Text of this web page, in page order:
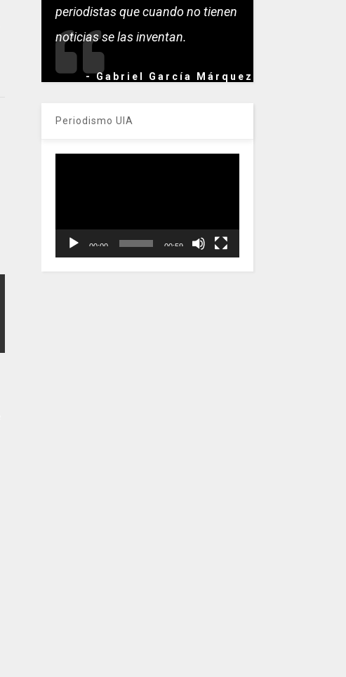
periodistas que cuando no tienen
noticias se las inventan.
- Gabriel García Márquez
Periodismo UIA
00:00 00:59